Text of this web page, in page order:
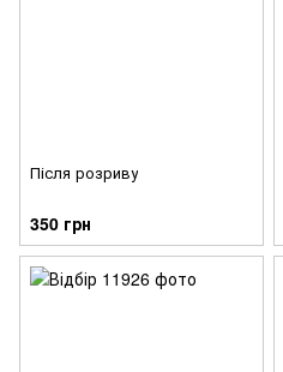
Після розриву
350 грн